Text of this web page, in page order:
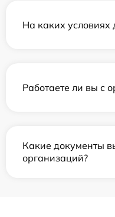
На каких условиях
Работаете ли вы с
Какие документы
организаций?